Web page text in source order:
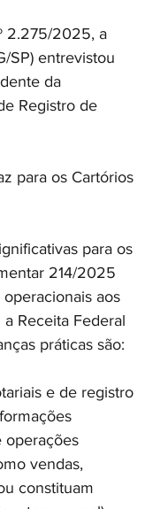
2.275/2025, a
SP) entrevistou
da
Registro de
para os Cartórios
para os
214/2025
aos
Receita Federal
práticas são:
e de registro
operações
vendas,
constituam